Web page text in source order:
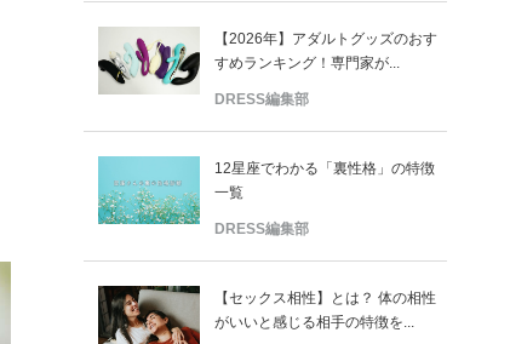
【2026年】アダルトグッズのおす
すめランキング！専門家が...
DRESS編集部
12星座でわかる「裏性格」の特徴
一覧
DRESS編集部
【セックス相性】とは？ 体の相性
がいいと感じる相手の特徴を...